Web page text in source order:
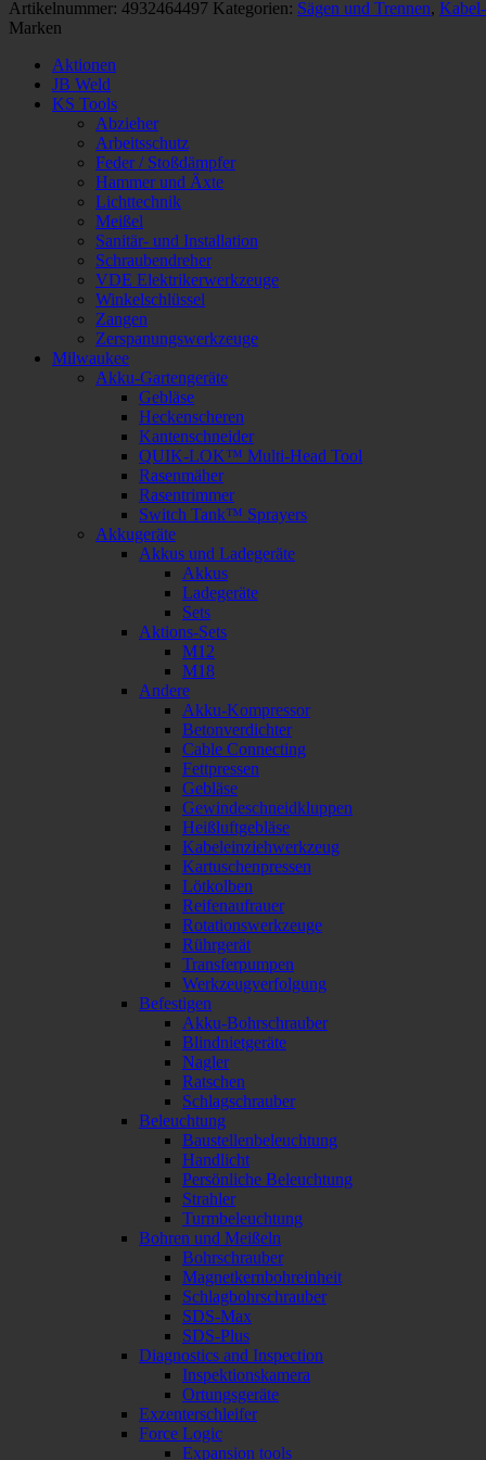
Menge
Artikelnummer: 4932464497 Kategorien: Sägen und Trennen,
Marken
Aktionen
JB Weld
KS Tools
Abzieher
Arbeitsschutz
Feder / Stoßdämpfer
Hammer und Äxte
Lichttechnik
Meißel
Sanitär- und Installation
Schraubendreher
VDE Elektrikerwerkzeuge
Winkelschlüssel
Zangen
Zerspanungswerkzeuge
Milwaukee
Akku-Gartengeräte
Gebläse
Heckenscheren
Kantenschneider
QUIK-LOK™ Multi-Head Tool
Rasenmäher
Rasentrimmer
Switch Tank™ Sprayers
Akkugeräte
Akkus und Ladegeräte
Akkus
Ladegeräte
Sets
Aktions-Sets
M12
M18
Andere
Akku-Kompressor
Betonverdichter
Cable Connecting
Fettpressen
Gebläse
Gewindeschneidkluppen
Heißluftgebläse
Kabeleinziehwerkzeug
Kartuschenpressen
Lötkolben
Reifenaufrauer
Rotationswerkzeuge
Rührgerät
Transferpumpen
Werkzeugverfolgung
Befestigen
Akku-Bohrschrauber
Blindnietgeräte
Nagler
Ratschen
Schlagschrauber
Beleuchtung
Baustellenbeleuchtung
Handlicht
Persönliche Beleuchtung
Strahler
Turmbeleuchtung
Bohren und Meißeln
Bohrschrauber
Magnetkernbohreinheit
Schlagbohrschrauber
SDS-Max
SDS-Plus
Diagnostics and Inspection
Inspektionskamera
Ortungsgeräte
Exzenterschleifer
Force Logic
Expansion tools